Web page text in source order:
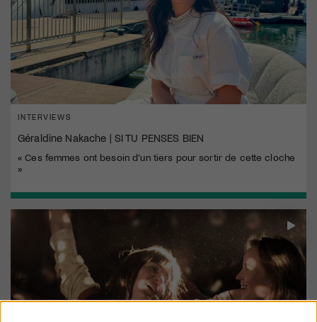
INTERVIEWS
Géraldine Nakache | SI TU PENSES BIEN
« Ces femmes ont besoin d’un tiers pour sortir de cette cloche
»